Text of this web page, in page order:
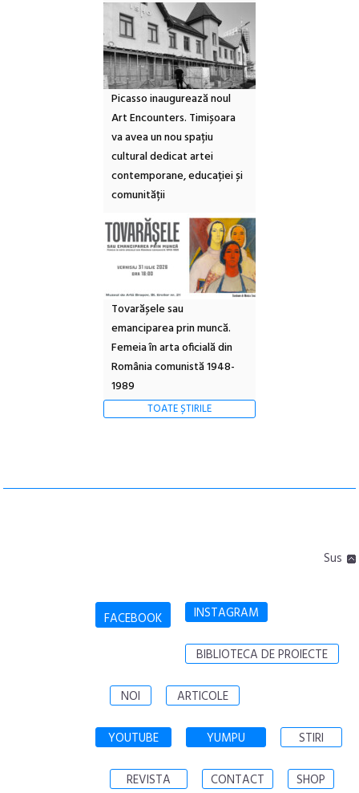
Picasso inaugurează noul
Art Encounters. Timișoara
va avea un nou spațiu
cultural dedicat artei
contemporane, educației și
comunității
Tovarășele sau
emanciparea prin muncă.
Femeia în arta oficială din
România comunistă 1948-
1989
TOATE ȘTIRILE
Sus
FACEBOOK INSTAGRAM
BIBLIOTECA DE PROIECTE
NOI ARTICOLE
YOUTUBE YUMPU STIRI
REVISTA CONTACT SHOP